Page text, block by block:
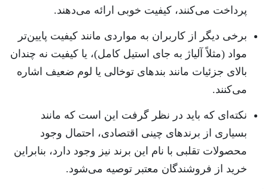
پرداخت می‌کنند، کیفیت خوبی ارائه می‌دهند.
برخی دیگر از کاربران به مواردی مانند کیفیت پایین‌تر
مواد (مثلاً آلیاژ به جای استیل کامل)، یا کیفیت نه چندان
بالای جزئیات مانند بندهای توخالی یا لوم ضعیف اشاره
می‌کنند.
نکته‌ای که باید در نظر گرفت این است که مانند
بسیاری از برندهای چینی اقتصادی، احتمال وجود
محصولات تقلبی با نام این برند نیز وجود دارد، بنابراین
خرید از فروشندگان معتبر توصیه می‌شود.